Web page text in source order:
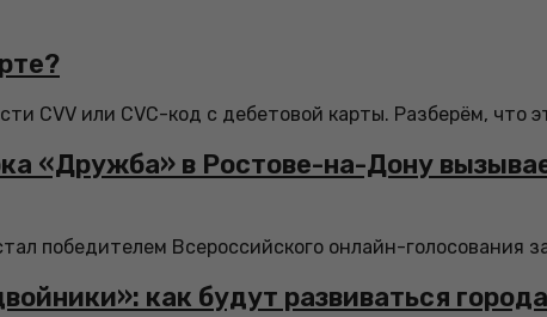
CVV или CVC-код с дебетовой карты. Разберём, что
«Дружба» в Ростове-на-Дону
победителем Всероссийского онлайн-голосования
как будут развиваться